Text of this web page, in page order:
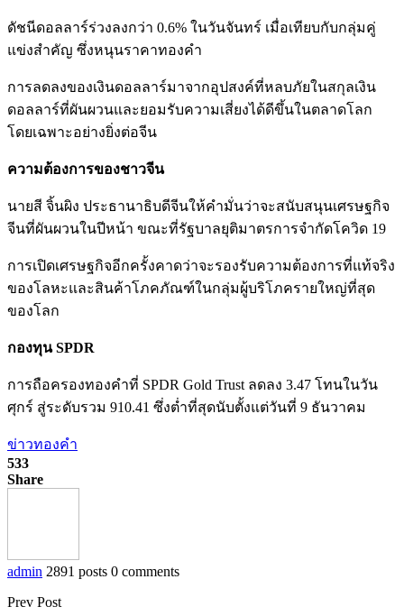
ดัชนีดอลลาร์ร่วงลงกว่า 0.6% ในวันจันทร์ เมื่อเทียบกับกลุ่มคู่
แข่งสำคัญ ซึ่งหนุนราคาทองคำ
การลดลงของเงินดอลลาร์มาจากอุปสงค์ที่หลบภัยในสกุลเงิน
ดอลลาร์ที่ผันผวนและยอมรับความเสี่ยงได้ดีขึ้นในตลาดโลก
โดยเฉพาะอย่างยิ่งต่อจีน
ความต้องการของชาวจีน
นายสี จิ้นผิง ประธานาธิบดีจีนให้คำมั่นว่าจะสนับสนุนเศรษฐกิจ
จีนที่ผันผวนในปีหน้า ขณะที่รัฐบาลยุติมาตรการจำกัดโควิด 19
การเปิดเศรษฐกิจอีกครั้งคาดว่าจะรองรับความต้องการที่แท้จริง
ของโลหะและสินค้าโภคภัณฑ์ในกลุ่มผู้บริโภครายใหญ่ที่สุด
ของโลก
กองทุน SPDR
การถือครองทองคำที่ SPDR Gold Trust ลดลง 3.47 โทนในวัน
ศุกร์ สู่ระดับรวม 910.41 ซึ่งต่ำที่สุดนับตั้งแต่วันที่ 9 ธันวาคม
ข่าวทองคำ
533
Share
admin 2891 posts 0 comments
Prev Post